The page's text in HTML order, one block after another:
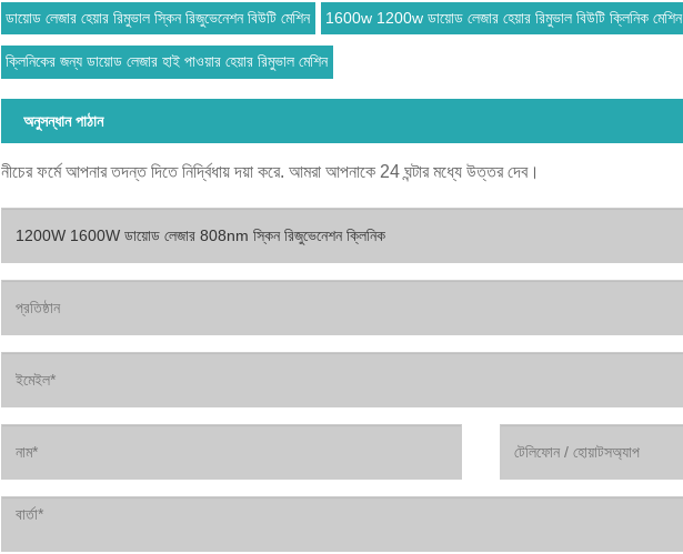
ডায়োড লেজার হেয়ার রিমুভাল স্কিন রিজুভেনেশন বিউটি মেশিন 1600w 1200w ডায়োড লেজার হেয়ার রিমুভাল বিউটি ক্লিনিক মেশিন
ক্লিনিকের জন্য ডায়োড লেজার হাই পাওয়ার হেয়ার রিমুভাল মেশিন
অনুসন্ধান পাঠান
নীচের ফর্মে আপনার তদন্ত দিতে নির্দ্বিধায় দয়া করে. আমরা আপনাকে 24 ঘন্টার মধ্যে উত্তর দেব।